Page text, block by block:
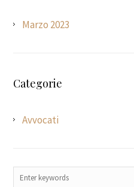
Marzo 2023
Categorie
Avvocati